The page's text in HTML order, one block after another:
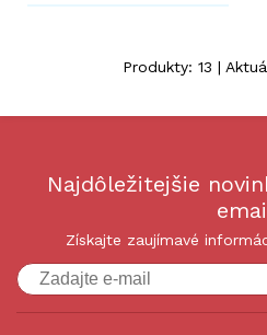
Produkty: 13 |
Najdôležitejšie
Získajte zaujímavé